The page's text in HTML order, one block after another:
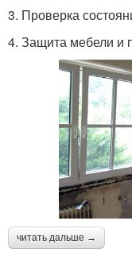
3. Проверка
4. Защита мебели и
читать дальше →